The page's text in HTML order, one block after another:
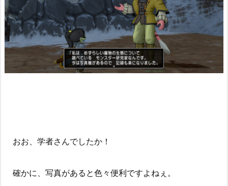
おお、学者さんでしたか！
確かに、写真があると色々便利ですよねぇ。